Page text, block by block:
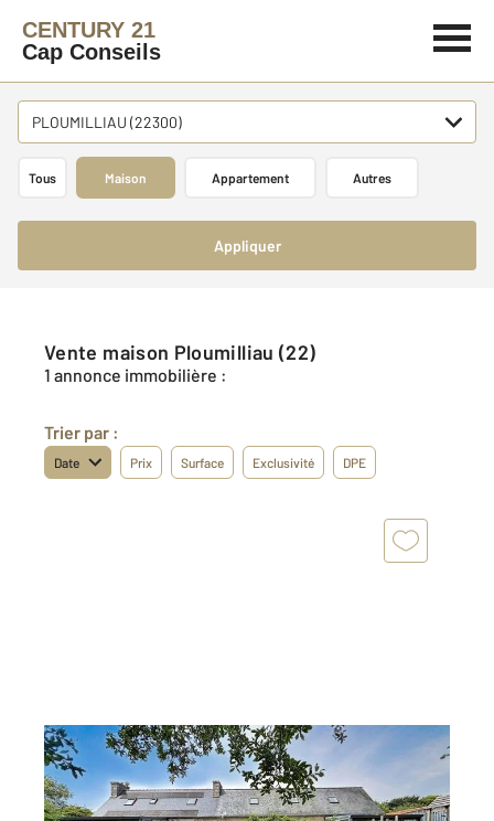
CENTURY 21
Cap Conseils
PLOUMILLIAU (22300)
Tous Maison Appartement Autres
Appliquer
Vente maison Ploumilliau (22)
1 annonce immobilière :
Trier par :
Date Prix Surface Exclusivité DPE
PLOUMILLIAU 22
201 m2, 8 pièces
Ref : 1092